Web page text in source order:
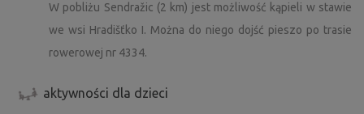
W pobliżu Sendražic (2 km) jest możliwość kąpieli w stawie
we wsi Hradišťko I. Można do niego dojść pieszo po trasie
rowerowej nr 4334.
aktywności dla dzieci